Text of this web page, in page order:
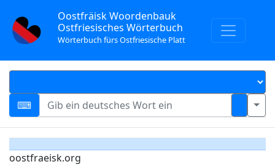
Oostfräisk Woordenbauk
Ostfriesisches Wörterbuch
Wörterbuch fürs Ostfriesische Platt
oostfraeisk.org